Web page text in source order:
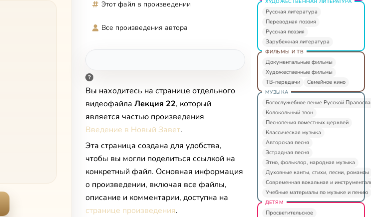
Этот файл в произведении
Все произведения автора
Вы находитесь на странице отдельного
видеофайла Лекция 22, который
является частью произведения
Введение в Новый Завет.
Эта страница создана для удобства,
чтобы вы могли поделиться ссылкой на
конкретный файл. Основная информация
о произведении, включая все файлы,
описание и комментарии, доступна на
странице произведения.
Русская литература
Переводная поэзия
Русская поэзия
Зарубежная литература
ФИЛЬМЫ И ТВ
Документальные фильмы
Художественные фильмы
ТВ-передачи
Семейное кино
МУЗЫКА
Богослужебное пение Русской
Колокольный звон
Песнопения поместных церквей
Классическая музыка
Авторская песня
Эстрадная песня
Этно, фольклор, народная музыка
Духовные канты, стихи, песни, романсы
Современная вокальная и
Учебные материалы по музыке и пению
ДЕТЯМ
Просветительское